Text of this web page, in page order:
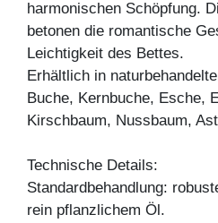
harmonischen Schöpfung.
betonen die romantische
Leichtigkeit des Bettes.
Erhältlich in
Buche, Kernbuche, Esche,
Kirschbaum, Nussbaum,
Technische Details:
Standardbehandlung:
rein pflanzlichem Öl.